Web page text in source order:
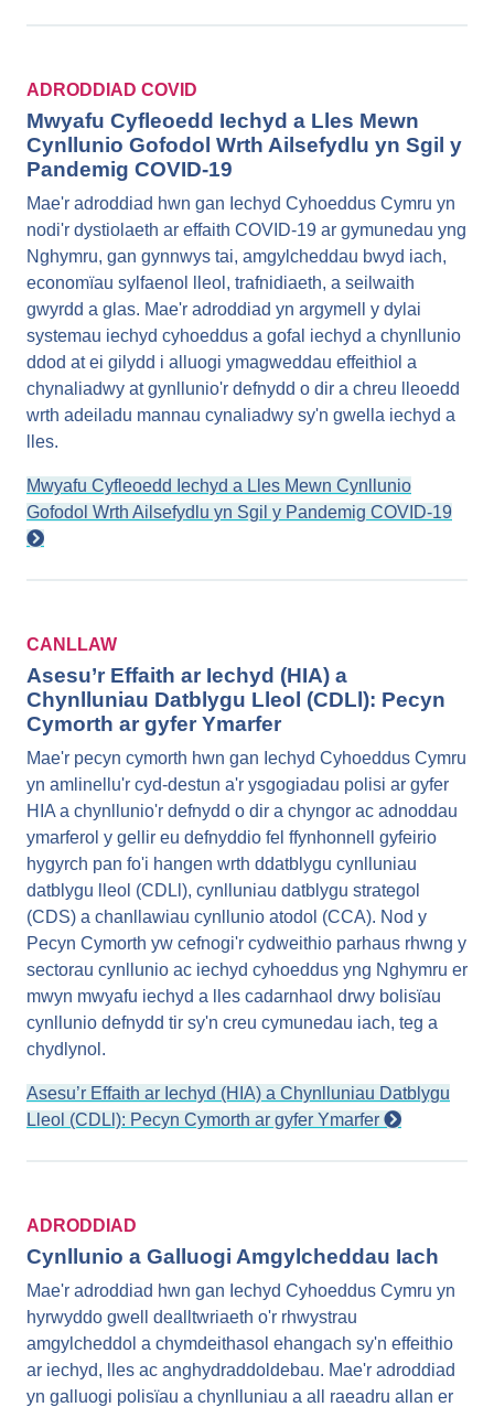
ADRODDIAD COVID
Mwyafu Cyfleoedd Iechyd a Lles Mewn
Cynllunio Gofodol Wrth Ailsefydlu yn Sgil y
Pandemig COVID-19
Mae'r adroddiad hwn gan Iechyd Cyhoeddus Cymru yn
nodi'r dystiolaeth ar effaith COVID-19 ar gymunedau yng
Nghymru, gan gynnwys tai, amgylcheddau bwyd iach,
economïau sylfaenol lleol, trafnidiaeth, a seilwaith
gwyrdd a glas. Mae'r adroddiad yn argymell y dylai
systemau iechyd cyhoeddus a gofal iechyd a chynllunio
ddod at ei gilydd i alluogi ymagweddau effeithiol a
chynaliadwy at gynllunio'r defnydd o dir a chreu lleoedd
wrth adeiladu mannau cynaliadwy sy'n gwella iechyd a
lles.
Mwyafu Cyfleoedd Iechyd a Lles Mewn Cynllunio
Gofodol Wrth Ailsefydlu yn Sgil y Pandemig COVID-19
CANLLAW
Asesu’r Effaith ar Iechyd (HIA) a
Chynlluniau Datblygu Lleol (CDLl): Pecyn
Cymorth ar gyfer Ymarfer
Mae'r pecyn cymorth hwn gan Iechyd Cyhoeddus Cymru
yn amlinellu'r cyd-destun a'r ysgogiadau polisi ar gyfer
HIA a chynllunio'r defnydd o dir a chyngor ac adnoddau
ymarferol y gellir eu defnyddio fel ffynhonnell gyfeirio
hygyrch pan fo'i hangen wrth ddatblygu cynlluniau
datblygu lleol (CDLl), cynlluniau datblygu strategol
(CDS) a chanllawiau cynllunio atodol (CCA). Nod y
Pecyn Cymorth yw cefnogi'r cydweithio parhaus rhwng y
sectorau cynllunio ac iechyd cyhoeddus yng Nghymru er
mwyn mwyafu iechyd a lles cadarnhaol drwy bolisïau
cynllunio defnydd tir sy'n creu cymunedau iach, teg a
chydlynol.
Asesu’r Effaith ar Iechyd (HIA) a Chynlluniau Datblygu
Lleol (CDLl): Pecyn Cymorth ar gyfer Ymarfer
ADRODDIAD
Cynllunio a Galluogi Amgylcheddau Iach
Mae'r adroddiad hwn gan Iechyd Cyhoeddus Cymru yn
hyrwyddo gwell dealltwriaeth o'r rhwystrau
amgylcheddol a chymdeithasol ehangach sy'n effeithio
ar iechyd, lles ac anghydraddoldebau. Mae'r adroddiad
yn galluogi polisïau a chynlluniau a all raeadru allan er